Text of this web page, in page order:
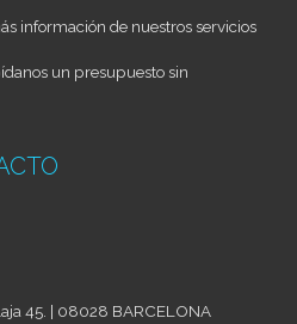
información de nuestros servicios
un presupuesto sin
45. | 08028 BARCELONA